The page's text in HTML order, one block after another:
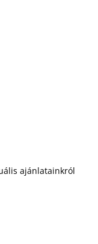
ajánlatainkról